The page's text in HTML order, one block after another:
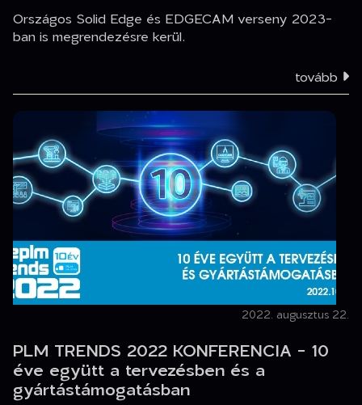
Országos Solid Edge és EDGECAM verseny 2023-
ban is megrendezésre kerül.
tovább
2022. augusztus 22.
PLM TRENDS 2022 KONFERENCIA - 10
éve együtt a tervezésben és a
gyártástámogatásban